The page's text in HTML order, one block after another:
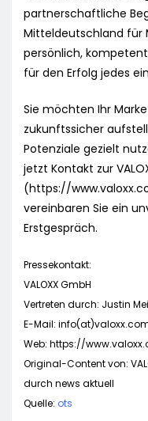
partnerschaftliche
Mitteldeutschland für
persönlich,
für den Erfolg jedes
Sie möchten Ihr
zukunftssicher
Potenziale gezielt
jetzt Kontakt zur
(https://
vereinbaren Sie ein
Erstgespräch.
Pressekontakt:
VALOXX GmbH
Vertreten durch: Justin
E-Mail:
Web: https://
Original-Content von:
durch news aktuell
Quelle: ots